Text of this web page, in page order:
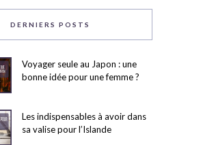
DERNIERS POSTS
Voyager seule au Japon : une
bonne idée pour une femme ?
Les indispensables à avoir dans
sa valise pour l’Islande